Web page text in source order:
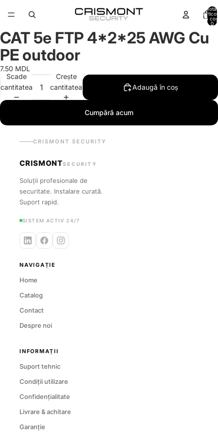
Total
în
0
CAT 5e FTP 4*2*25 AWG Cu
PE outdoor
7.50 MDL
Scade
cantitatea
Crește
cantitatea
Adaugă în coș
Cumpără acum
CRISMONT SECURITY
CRISMONTSECURITY
Soluții profesionale de
securitate. Instalare curată.
Suport rapid.
SISTEM ACTIV 24/7
NAVIGAȚIE
Home
Catalog
Contact
Despre noi
INFORMAȚII
Suport tehnic
Condiții utilizare
Confidențialitate
Livrare & achitare
Garanție